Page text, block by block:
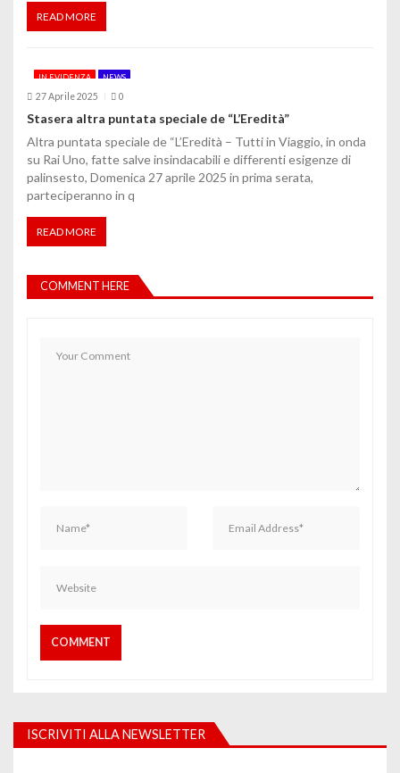
READ MORE
IN EVIDENZA NEWS
27 Aprile 2025 0
Stasera altra puntata speciale de “L’Eredità”
Altra puntata speciale de “L’Eredità – Tutti in Viaggio, in onda
su Rai Uno, fatte salve insindacabili e differenti esigenze di
palinsesto, Domenica 27 aprile 2025 in prima serata,
parteciperanno in q
READ MORE
COMMENT HERE
ISCRIVITI ALLA NEWSLETTER